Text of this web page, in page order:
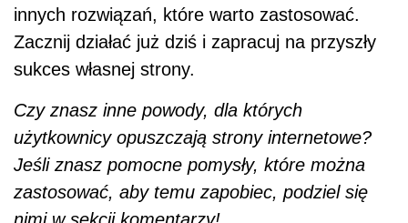
innych rozwiązań, które warto zastosować.
Zacznij działać już dziś i zapracuj na przyszły
sukces własnej strony.
Czy znasz inne powody, dla których
użytkownicy opuszczają strony internetowe?
Jeśli znasz pomocne pomysły, które można
zastosować, aby temu zapobiec, podziel się